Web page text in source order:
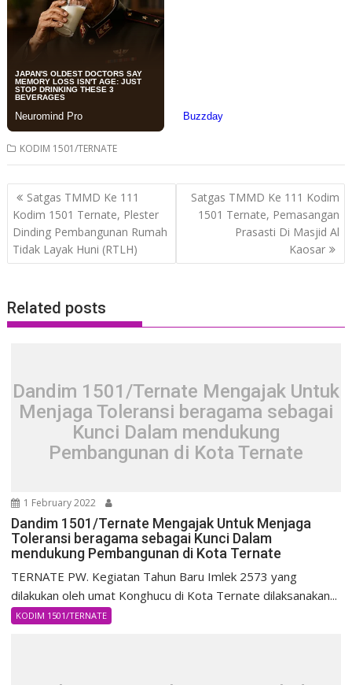
KODIM 1501/TERNATE
Post
navigation
Satgas TMMD Ke 111
Kodim 1501 Ternate, Plester
Dinding Pembangunan Rumah
Tidak Layak Huni (RTLH)
Satgas TMMD Ke 111 Kodim
1501 Ternate, Pemasangan
Prasasti Di Masjid Al
Kaosar
Related posts
Dandim 1501/Ternate Mengajak Untuk
Menjaga Toleransi beragama sebagai
Kunci Dalam mendukung
Pembangunan di Kota Ternate
1 February 2022
Dandim 1501/Ternate Mengajak Untuk Menjaga
Toleransi beragama sebagai Kunci Dalam
mendukung Pembangunan di Kota Ternate
TERNATE PW. Kegiatan Tahun Baru Imlek 2573 yang
dilakukan oleh umat Konghucu di Kota Ternate dilaksanakan...
KODIM 1501/TERNATE